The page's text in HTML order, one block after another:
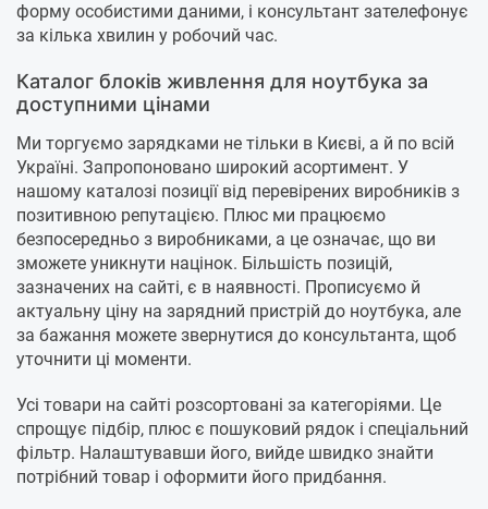
форму особистими даними, і консультант зателефонує
за кілька хвилин у робочий час.
Каталог блоків живлення для ноутбука за
доступними цінами
Ми торгуємо зарядками не тільки в Києві, а й по всій
Україні. Запропоновано широкий асортимент. У
нашому каталозі позиції від перевірених виробників з
позитивною репутацією. Плюс ми працюємо
безпосередньо з виробниками, а це означає, що ви
зможете уникнути націнок. Більшість позицій,
зазначених на сайті, є в наявності. Прописуємо й
актуальну ціну на зарядний пристрій до ноутбука, але
за бажання можете звернутися до консультанта, щоб
уточнити ці моменти.
Усі товари на сайті розсортовані за категоріями. Це
спрощує підбір, плюс є пошуковий рядок і спеціальний
фільтр. Налаштувавши його, вийде швидко знайти
потрібний товар і оформити його придбання.